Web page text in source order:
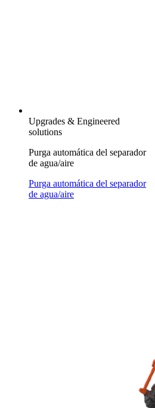
Upgrades & Engineered
solutions
Purga automática del separador
de agua/aire
Purga automática del separador
de agua/aire